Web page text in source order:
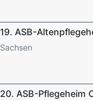
19. ASB-
Sachsen
20. ASB-Pflegeheim